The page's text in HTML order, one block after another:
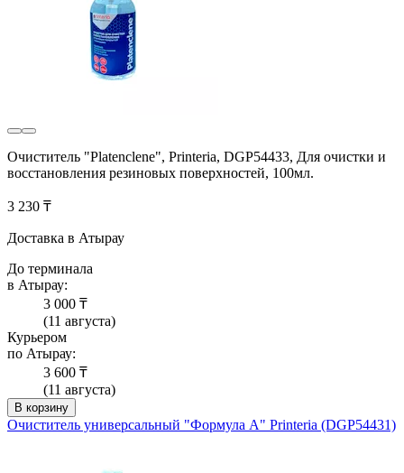
Очиститель "Platenclene", Printeria, DGP54433, Для очистки и
восстановления резиновых поверхностей, 100мл.
3 230 ₸
Доставка в Атырау
До терминала
в Атырау:
3 000 ₸
(11 августа)
Курьером
по Атырау:
3 600 ₸
(11 августа)
В корзину
Очиститель универсальный "Формула А" Printeria (DGP54431)